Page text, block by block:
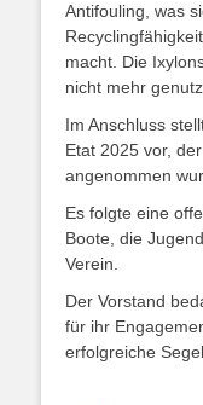
Antifouling, was
macht. Die
nicht mehr
Im Anschluss
Etat 2025 vor,
angenommen
Es folgte eine
Boote, die
Verein.
Der Vorstand
für ihr
erfolgreiche